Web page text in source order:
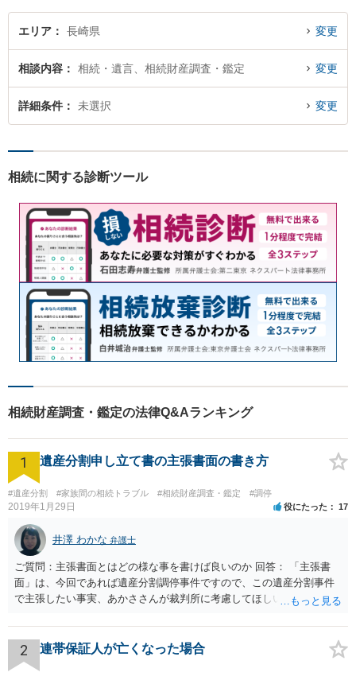
エリア 長崎県 変更
相談内容 相続・遺言、相続財産調査・鑑定 変更
詳細条件 未選択 変更
相続に関する診断ツール
相続財産調査・鑑定の法律Q&Aランキング
1 遺産分割申し立て書の主張書面の書き方
#遺産分割 #家族間の相続トラブル #相続財産調査・鑑定 #調停
2019年1月29日 役にたった 17
井澤 わかな 弁護士
ご質問：主張書面とはどの様な事を書けば良いのか 回答： 「主張書
面」は、今回であれば遺産分割調停事件ですので、この遺産分割事件
で主張したい事実、あかささんが裁判所に考慮してほしいと思う、亡
ります。 もし、主張したい事実や考慮してほしい事情に関連して
資料を持っているようであれば、主張書面とは別で提出できます。も
し、お姉さんに見られたくないような資料がある場合、「非開示の希
2 連帯保証人が亡くなった場合